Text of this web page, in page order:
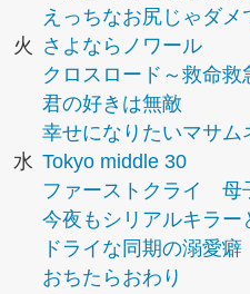
えっちなお尻じゃダメ
火
さよならノワール
クロスロード～救命救
君の好きは無敵
幸せになりたいマサム
水 Tokyo middle 30
ファーストクライ 母
今夜もシリアルキラー
ドライな同期の溺愛癖
おちたらおわり